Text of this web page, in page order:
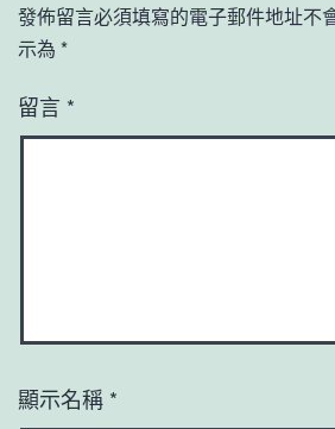
發佈留言必須填寫的電子郵件地址不
示為 *
留言 *
顯示名稱 *